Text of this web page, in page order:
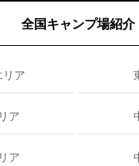
全国キャンプ場紹介
ア
ア
ア